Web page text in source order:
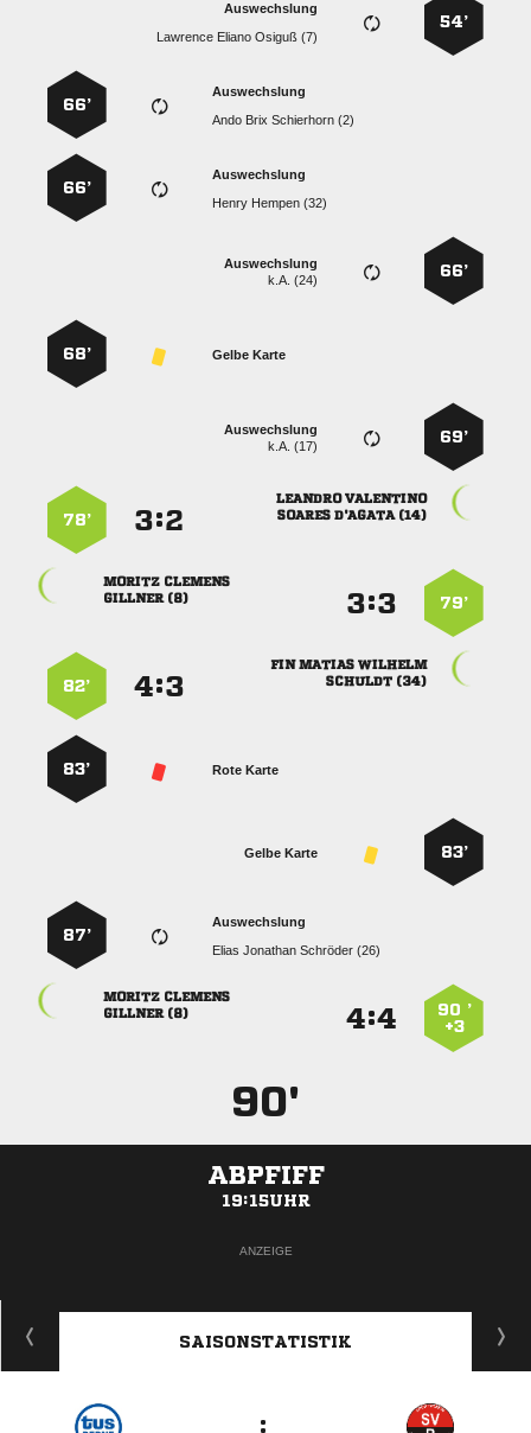
54’
Auswechslung
   
Auswechslung
   
66’
Auswechslung
  
66’
66’
Auswechslung
k.A. (24)
Gelbe Karte
68’
69’
Auswechslung
k.A. (17)
 
  
:
78’
79’
:
 
 
  
 
:
82’
Rote Karte
83’
83’
Gelbe Karte
Auswechslung
   
87’
90 ’
+3
:
 
 
90'
ABPFIFF
19:15UHR
ANZEIGE
SAISONSTATISTIK
: